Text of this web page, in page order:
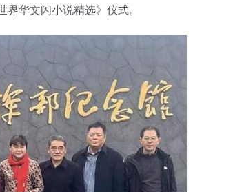
华文闪小说精选》仪式。